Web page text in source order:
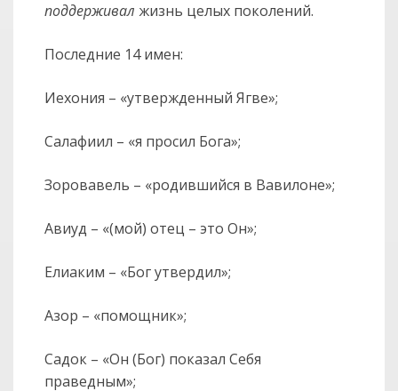
поддерживал жизнь целых поколений.
Последние 14 имен:
Иехония – «утвержденный Ягве»;
Салафиил – «я просил Бога»;
Зоровавель – «родившийся в Вавилоне»;
Авиуд – «(мой) отец – это Он»;
Елиаким – «Бог утвердил»;
Азор – «помощник»;
Садок – «Он (Бог) показал Себя
праведным»;